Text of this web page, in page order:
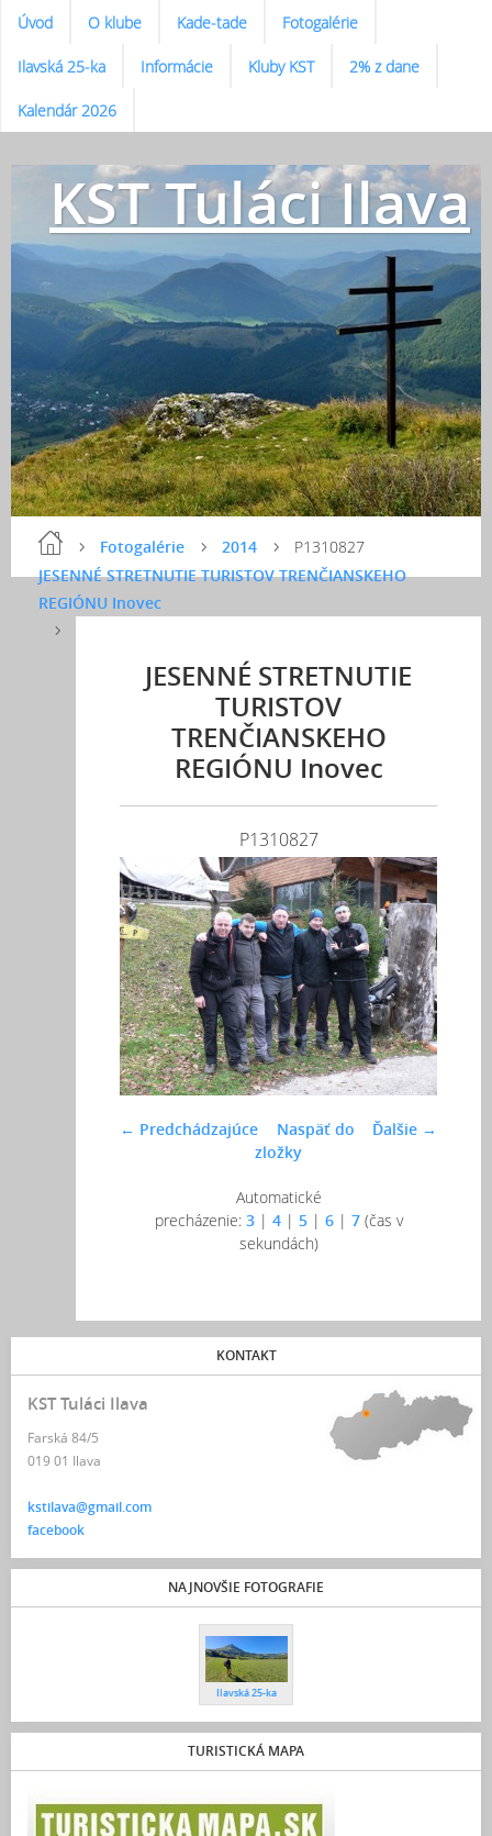
Úvod O klube Kade-tade Fotogalérie
Ilavská 25-ka Informácie Kluby KST 2% z dane
Kalendár 2026
KST Tuláci Ilava
Fotogalérie
2014
JESENNÉ STRETNUTIE TURISTOV TRENČIANSKEHO
REGIÓNU Inovec
P1310827
JESENNÉ STRETNUTIE
TURISTOV
TRENČIANSKEHO
REGIÓNU Inovec
P1310827
← Predchádzajúce Ďalšie →
Naspäť do
zložky
Automatické
precházenie: 3| 4| 5| 6| 7(čas v
sekundách)
KONTAKT
KST Tuláci Ilava
Farská 84/5
019 01 Ilava
kstilava@gmail.com
facebook
NAJNOVŠIE FOTOGRAFIE
Ilavská 25-ka
TURISTICKÁ MAPA